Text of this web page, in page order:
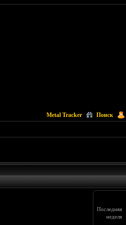
Metal Tracker Поиск
Последняя
неделя